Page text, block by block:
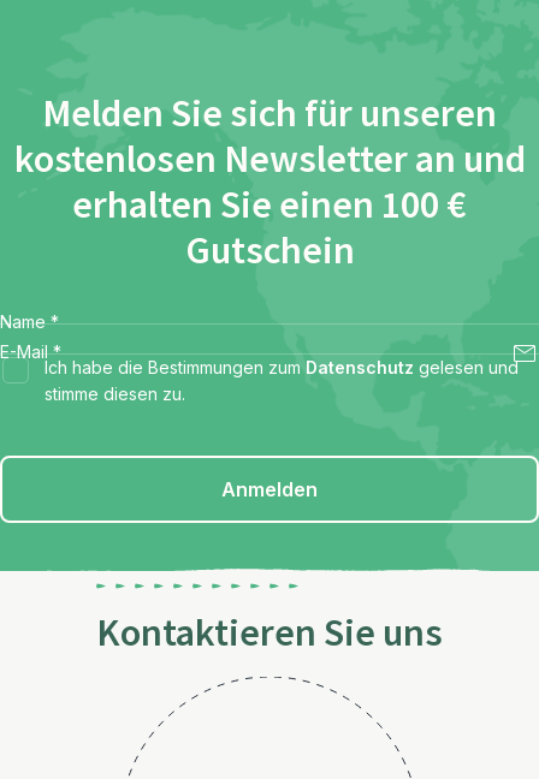
Melden Sie sich für unseren
kostenlosen Newsletter an und
erhalten Sie einen 100 €
Gutschein
Name *
E-Mail *
Ich habe die Bestimmungen zum Datenschutz gelesen und
stimme diesen zu.
Anmelden
Kontaktieren Sie uns